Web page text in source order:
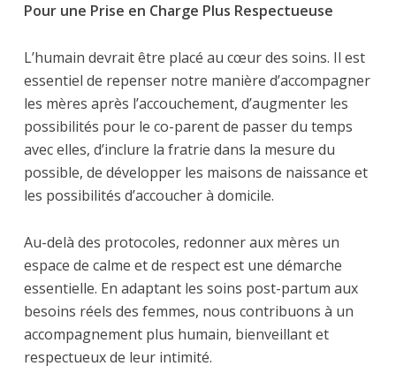
Pour une Prise en Charge Plus Respectueuse
L’humain devrait être placé au cœur des soins. Il est
essentiel de repenser notre manière d’accompagner
les mères après l’accouchement, d’augmenter les
possibilités pour le co-parent de passer du temps
avec elles, d’inclure la fratrie dans la mesure du
possible, de développer les maisons de naissance et
les possibilités d’accoucher à domicile.
Au-delà des protocoles, redonner aux mères un
espace de calme et de respect est une démarche
essentielle. En adaptant les soins post-partum aux
besoins réels des femmes, nous contribuons à un
accompagnement plus humain, bienveillant et
respectueux de leur intimité.